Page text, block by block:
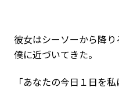
彼女はシーソーから降り
僕に近づいてきた。
「あなたの今日１日を私